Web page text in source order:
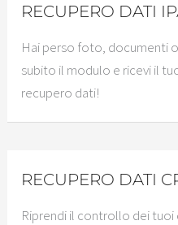
RECUPERO DATI
Hai perso foto, documenti
subito il modulo e ricevi il
recupero dati!
RECUPERO DATI
Riprendi il controllo dei